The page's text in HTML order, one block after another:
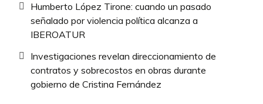
Humberto López Tirone: cuando un pasado
señalado por violencia política alcanza a
IBEROATUR
Investigaciones revelan direccionamiento de
contratos y sobrecostos en obras durante
gobierno de Cristina Fernández